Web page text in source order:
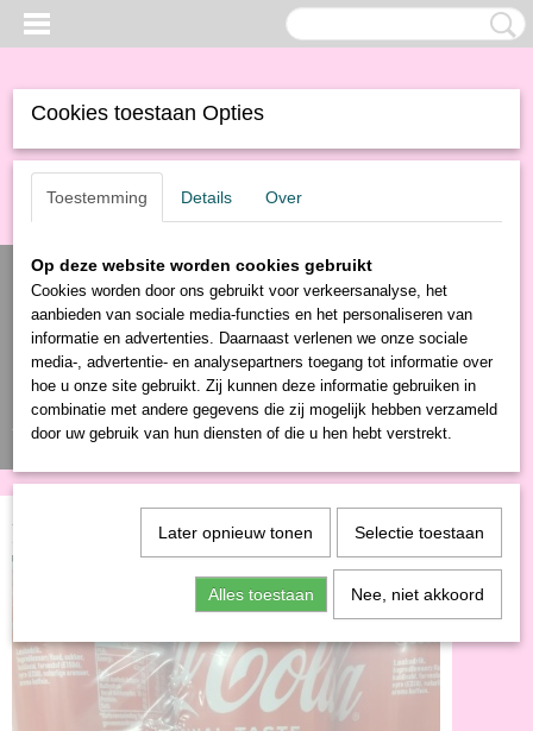
Inloggen Registreren
UW WINKELWAGEN
Home
Cookies toestaan Opties
Toestemming Details Over
Op deze website worden cookies gebruikt
Cookies worden door ons gebruikt voor verkeersanalyse, het
aanbieden van sociale media-functies en het personaliseren van
informatie en advertenties. Daarnaast verlenen we onze sociale
media-, advertentie- en analysepartners toegang tot informatie over
hoe u onze site gebruikt. Zij kunnen deze informatie gebruiken in
combinatie met andere gegevens die zij mogelijk hebben verzameld
door uw gebruik van hun diensten of die u hen hebt verstrekt.
Later opnieuw tonen Selectie toestaan
Alles toestaan Nee, niet akkoord